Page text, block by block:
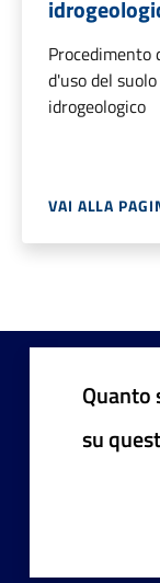
Procedimento
d'uso del
idrogeologico
VAI ALLA
Quanto
su